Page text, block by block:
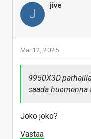
J
jive
Mar 12, 2025
9950X3D
saada huomenna
Joko joko?
Vastaa